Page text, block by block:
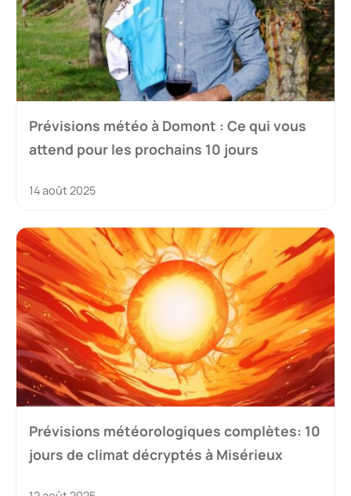
Prévisions météo à Domont : Ce qui vous
attend pour les prochains 10 jours
14 août 2025
Prévisions météorologiques complètes: 10
jours de climat décryptés à Misérieux